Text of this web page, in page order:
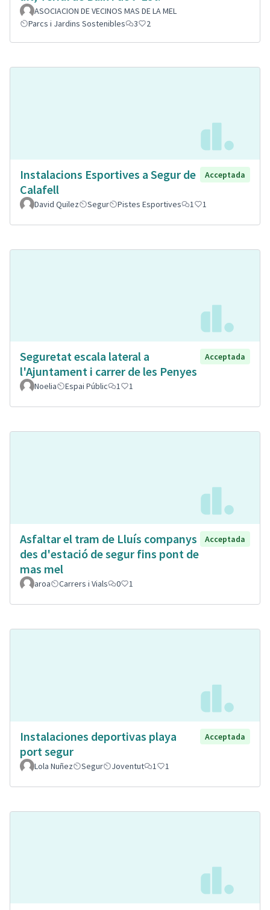
ASOCIACION DE VECINOS MAS DE LA MEL
Parcs i Jardins Sostenibles
3 2
Instalacions Esportives a Segur de
Calafell
Acceptada
David Quilez Segur Pistes Esportives 1 1
Seguretat escala lateral a
l'Ajuntament i carrer de les Penyes
Acceptada
Noelia Espai Públic 1 1
Asfaltar el tram de Lluís companys
des d'estació de segur fins pont de
mas mel
Acceptada
aroa Carrers i Vials 0 1
Instalaciones deportivas playa
port segur
Acceptada
Lola Nuñez Segur Joventut 1 1